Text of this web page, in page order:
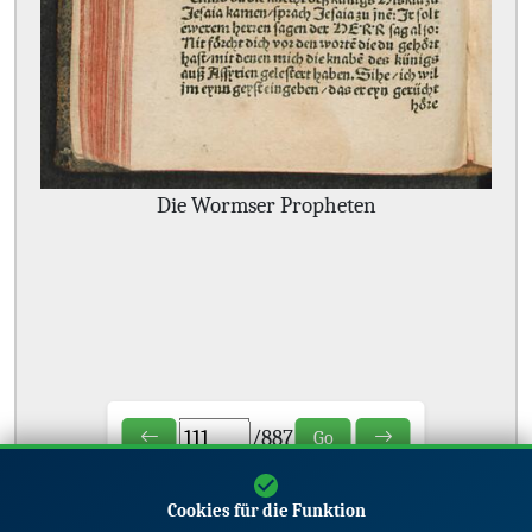
Die Wormser Propheten
/887 Go
Cookies für die Funktion